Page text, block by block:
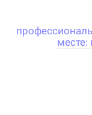
месте: